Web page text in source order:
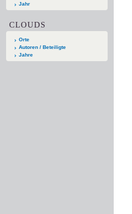
Jahr
CLOUDS
Orte
Autoren / Beteiligte
Jahre